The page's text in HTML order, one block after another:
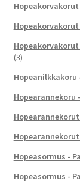
Hopeakorvakorut
(3)
Hopeanilkkakoru
Hopearannekoru
Hopearannekorut
Hopeasormus -
Hopeasormus -